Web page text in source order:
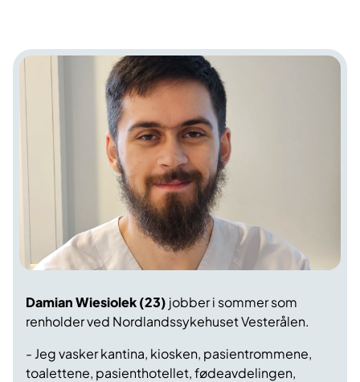
Damian Wiesiolek (23) jobber i sommer som
renholder ved Nordlandssykehuset Vesterålen.
- Jeg vasker kantina, kiosken, pasientrommene,
toalettene, pasienthotellet, fødeavdelingen,